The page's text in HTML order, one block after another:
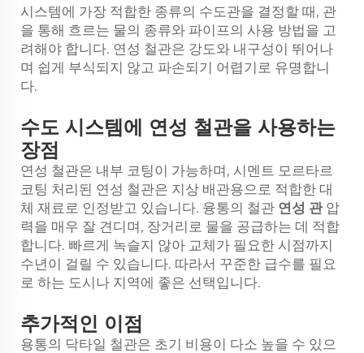
시스템에 가장 적합한 종류의 수도관을 결정할 때, 관
을 통해 흐르는 물의 종류와 파이프의 사용 방법을 고
려해야 합니다. 연성 철관은 강도와 내구성이 뛰어나
며 쉽게 부식되지 않고 파손되기 어렵기로 유명합니
다.
수도 시스템에 연성 철관을 사용하는
장점
연성 철관은 내부 코팅이 가능하며, 시멘트 모르타르
코팅 처리된 연성 철관은 지상 배관용으로 적합한 대
체 재료로 인정받고 있습니다. 융통의 철관 연성 관 압
력을 매우 잘 견디며, 장거리로 물을 공급하는 데 적합
합니다. 빠르게 녹슬지 않아 교체가 필요한 시점까지
수년이 걸릴 수 있습니다. 따라서 꾸준한 급수를 필요
로 하는 도시나 지역에 좋은 선택입니다.
추가적인 이점
용통의 닥타일 철관은 초기 비용이 다소 높을 수 있으